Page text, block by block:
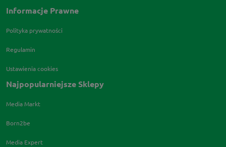
Informacje Prawne
Polityka prywatności
Regulamin
Ustawienia cookies
Najpopularniejsze Sklepy
Media Markt
Born2be
Media Expert